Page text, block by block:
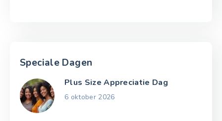
Speciale Dagen
Plus Size Appreciatie Dag
6 oktober 2026